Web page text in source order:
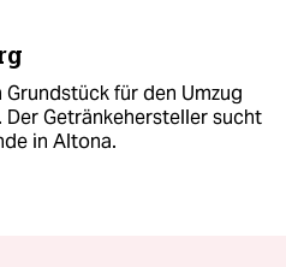
für den Umzug
Getränkehersteller sucht
in Altona.